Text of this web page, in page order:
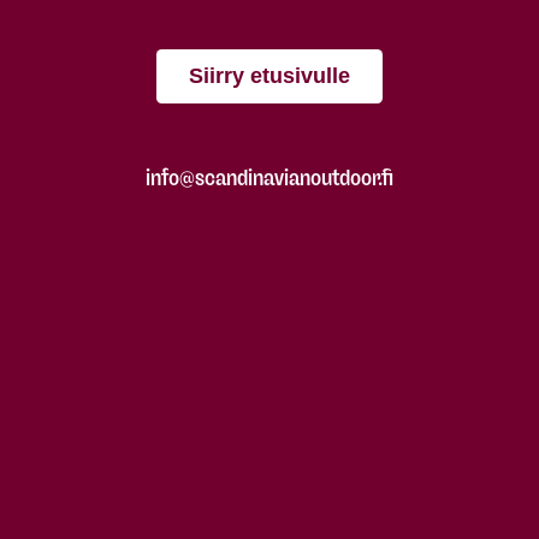
Siirry etusivulle
info@scandinavianoutdoor.fi